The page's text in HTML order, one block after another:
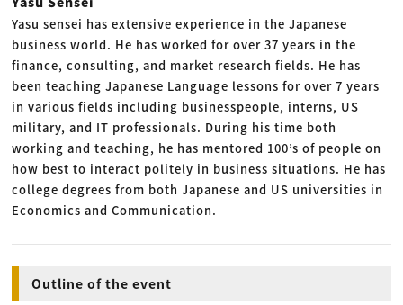
Yasu sensei has extensive experience in the Japanese
business world. He has worked for over 37 years in the
finance, consulting, and market research fields. He has
been teaching Japanese Language lessons for over 7 years
in various fields including businesspeople, interns, US
military, and IT professionals. During his time both
working and teaching, he has mentored 100’s of people on
how best to interact politely in business situations. He has
college degrees from both Japanese and US universities in
Economics and Communication.
Outline of the event